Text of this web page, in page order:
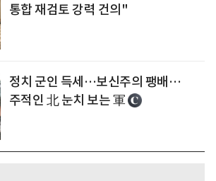
통합 재검토 강력 건의"
정치 군인 득세…보신주의 팽배…
주적인 北 눈치 보는 軍